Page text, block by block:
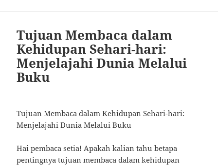
Tujuan Membaca dalam
Kehidupan Sehari-hari:
Menjelajahi Dunia Melalui
Buku
Tujuan Membaca dalam Kehidupan Sehari-hari:
Menjelajahi Dunia Melalui Buku
Hai pembaca setia! Apakah kalian tahu betapa
pentingnya tujuan membaca dalam kehidupan